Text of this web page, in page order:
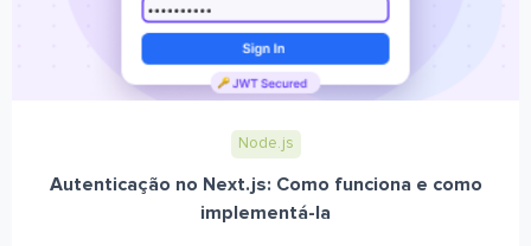
Node.js
Autenticação no Next.js: Como funciona e como
implementá-la